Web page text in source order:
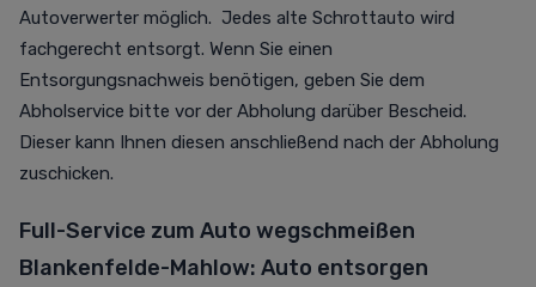
Autoverwerter möglich. Jedes alte Schrottauto wird
fachgerecht entsorgt. Wenn Sie einen
Entsorgungsnachweis benötigen, geben Sie dem
Abholservice bitte vor der Abholung darüber Bescheid.
Dieser kann Ihnen diesen anschließend nach der Abholung
zuschicken.
Full-Service zum Auto wegschmeißen
Blankenfelde-Mahlow: Auto entsorgen